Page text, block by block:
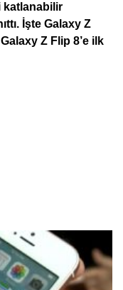
katlanabilir
İşte Galaxy Z
Z Flip 8’e ilk